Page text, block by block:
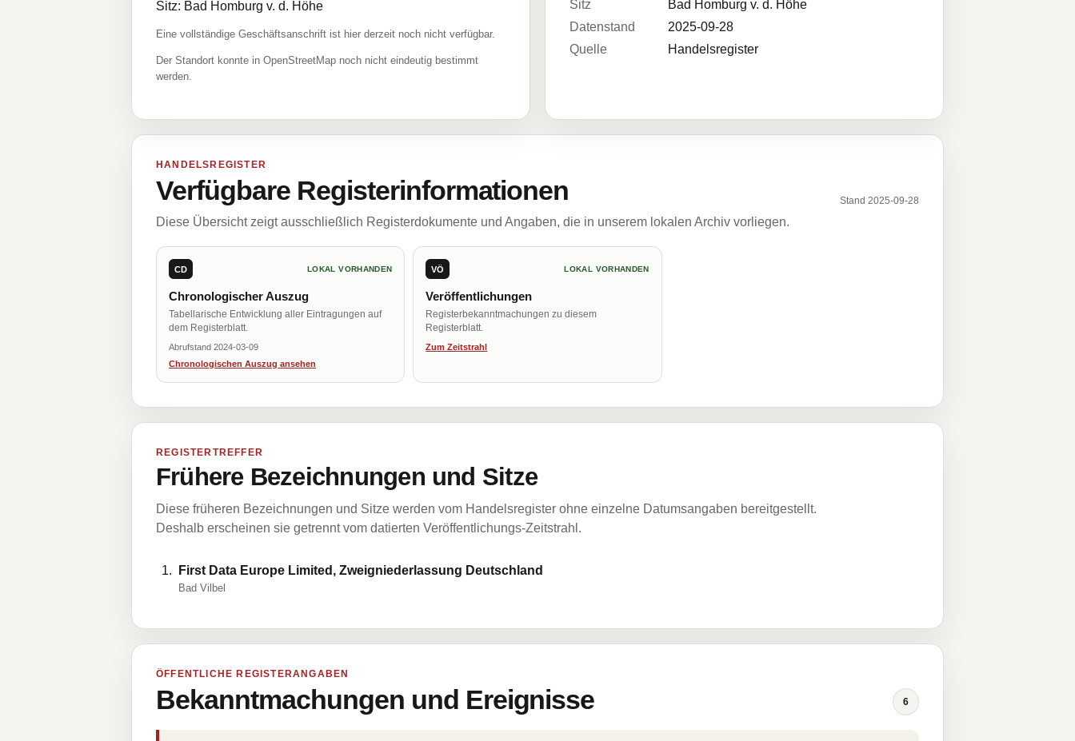
Sitz: Bad Homburg v. d. Höhe
Eine vollständige Geschäftsanschrift ist hier derzeit noch nicht verfügbar.
Der Standort konnte in OpenStreetMap noch nicht eindeutig bestimmt
werden.
Sitz
Bad Homburg v. d. Höhe
Datenstand
2025-09-28
Quelle
Handelsregister
HANDELSREGISTER
Verfügbare Registerinformationen Stand 2025-09-28
Diese Übersicht zeigt ausschließlich Registerdokumente und Angaben, die in unserem lokalen Archiv vorliegen.
CD LOKAL VORHANDEN
Chronologischer Auszug
Tabellarische Entwicklung aller Eintragungen auf
dem Registerblatt.
Abrufstand 2024-03-09
Chronologischen Auszug ansehen
VÖ LOKAL VORHANDEN
Veröffentlichungen
Registerbekanntmachungen zu diesem
Registerblatt.
Zum Zeitstrahl
REGISTERTREFFER
Frühere Bezeichnungen und Sitze
Diese früheren Bezeichnungen und Sitze werden vom Handelsregister ohne einzelne Datumsangaben bereitgestellt.
Deshalb erscheinen sie getrennt vom datierten Veröffentlichungs-Zeitstrahl.
First Data Europe Limited, Zweigniederlassung Deutschland
Bad Vilbel
ÖFFENTLICHE REGISTERANGABEN
Bekanntmachungen und Ereignisse 6